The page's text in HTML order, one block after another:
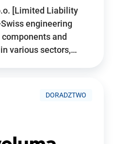
[Limited Liability
engineering
and
various sectors,…
DORADZTWO